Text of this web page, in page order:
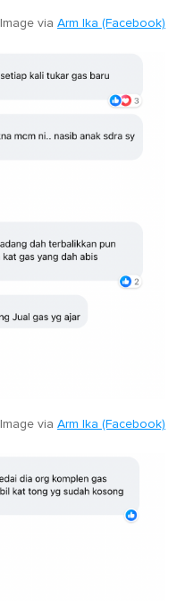
Image via Arm Ika (Facebook)
Image via Arm Ika (Facebook)